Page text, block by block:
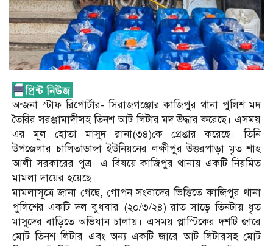
অন্জনা স্টাফ রিপোর্টার- সিরাজগঞ্জোর কাজিপুর থানা পুলিশ মদ
তৈরির সরঞ্জামাদীসহ তিনশ আট লিটার মদ উদ্ধার করেছে। এসময়
এর মূল হোতা মাসুদ রানা(৩৪)কে গ্রেপ্তার করেছে। তিনি
উপজেলার চালিতাডাঙ্গা ইউনিয়নের লক্ষীপুর উত্তরপাড়া মৃত শাহ
আলী সরকারের পুত্র। এ বিষয়ে কাজিপুর থানায় একটি নিয়মিত
মামলা দায়ের হয়েছে।
মামলাসূত্রে জানা গেছে, গোপন সংবাদের ভিত্তিতে কাজিপুর থানা
পুলিশের একটি দল বুধবার (২০/৩/২৪) রাত সাড়ে তিনটায় ধৃত
মাসুদের বাড়িতে অভিযান চালায়। এসময় প্লাস্টিকের দশটি জারে
মোট তিনশ লিটার এবং অন্য একটি জারে আট লিটারসহ মোট